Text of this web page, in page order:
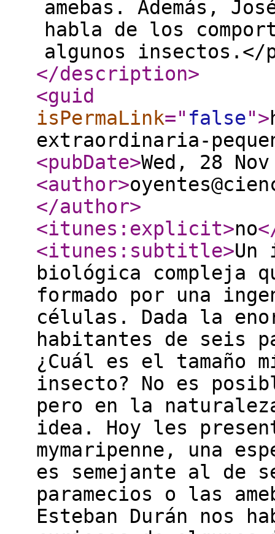
amebas. Además,
habla de los
algunos insectos.</
</description>
<guid
isPermaLink=" false">
extraordinaria-
<pubDate>Wed, 28
<author>
</author>
<itunes:explicit>no
<itunes:subtitle>Un
biológica compleja
formado por una
células. Dada la
habitantes de seis
¿Cuál es el tamaño
insecto? No es
pero en la
idea. Hoy les
mymaripenne, una
es semejante al de
paramecios o las
Esteban Durán nos